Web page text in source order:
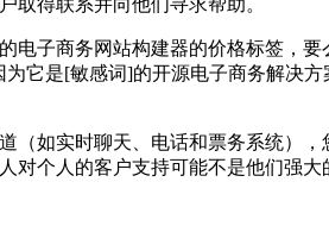
取得联系并向他们寻求帮助。
商务网站构建器的价格标签，要
它是[敏感词]的开源电子商务解
如实时聊天、电话和票务系统），
对个人的客户支持可能不是他们强